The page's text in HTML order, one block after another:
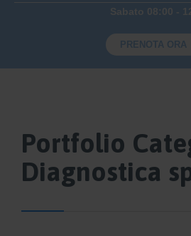
Sabato 08:00 -
PRENOTA ORA
Portfolio
Diagnostica